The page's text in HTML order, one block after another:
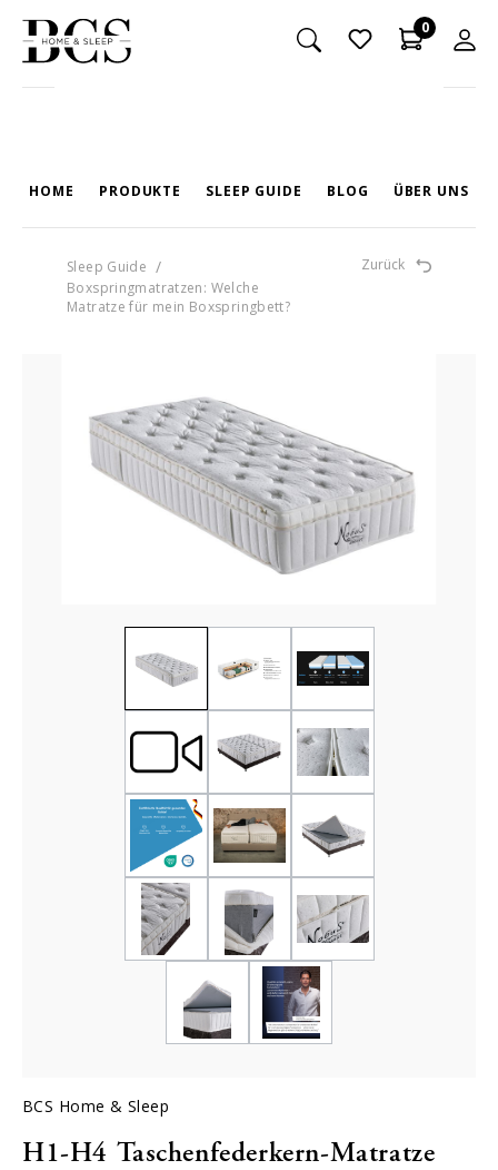
0
HOME PRODUKTE SLEEP GUIDE BLOG ÜBER UNS
PRODUKTE
MATRATZEN-TOPPER
NACKENSTÜTZKISSEN
SPANNBETTTÜCHER
Sleep Guide /
Boxspringmatratzen: Welche
Matratze für mein Boxspringbett?
Zurück
BCS Home & Sleep
H1-H4 Taschenfederkern-Matratze